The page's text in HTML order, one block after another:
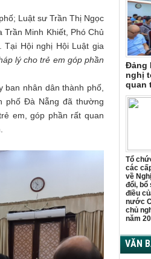
Luật sư Trần Thị Ngọc
Minh Khiết, Phó Chủ
Hội nghị Hội Luật gia
lý cho trẻ em góp phần
nhân dân thành phố,
phố Đà Nẵng đã thường
em, góp phần rất quan
Đảng
nghị
quan
Tổ
các
về
đổi, bổ
điều
nước
chủ
năm
VĂN